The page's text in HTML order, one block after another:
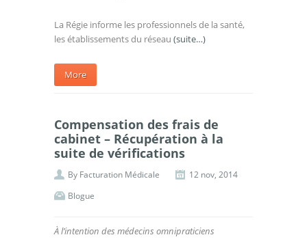
La Régie informe les professionnels de la santé,
les établissements du réseau (suite…)
More
Compensation des frais de
cabinet – Récupération à la
suite de vérifications
By Facturation Médicale
12 nov, 2014
Blogue
À l’intention des médecins omnipraticiens